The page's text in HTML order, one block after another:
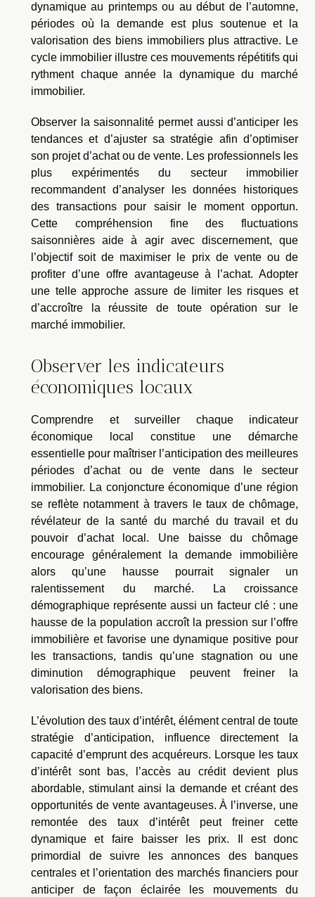
dynamique au printemps ou au début de l’automne,
périodes où la demande est plus soutenue et la
valorisation des biens immobiliers plus attractive. Le
cycle immobilier illustre ces mouvements répétitifs qui
rythment chaque année la dynamique du marché
immobilier.
Observer la saisonnalité permet aussi d’anticiper les
tendances et d’ajuster sa stratégie afin d’optimiser
son projet d’achat ou de vente. Les professionnels les
plus expérimentés du secteur immobilier
recommandent d’analyser les données historiques
des transactions pour saisir le moment opportun.
Cette compréhension fine des fluctuations
saisonnières aide à agir avec discernement, que
l’objectif soit de maximiser le prix de vente ou de
profiter d’une offre avantageuse à l’achat. Adopter
une telle approche assure de limiter les risques et
d’accroître la réussite de toute opération sur le
marché immobilier.
Observer les indicateurs
économiques locaux
Comprendre et surveiller chaque indicateur
économique local constitue une démarche
essentielle pour maîtriser l’anticipation des meilleures
périodes d’achat ou de vente dans le secteur
immobilier. La conjoncture économique d’une région
se reflète notamment à travers le taux de chômage,
révélateur de la santé du marché du travail et du
pouvoir d’achat local. Une baisse du chômage
encourage généralement la demande immobilière
alors qu’une hausse pourrait signaler un
ralentissement du marché. La croissance
démographique représente aussi un facteur clé : une
hausse de la population accroît la pression sur l’offre
immobilière et favorise une dynamique positive pour
les transactions, tandis qu’une stagnation ou une
diminution démographique peuvent freiner la
valorisation des biens.
L’évolution des taux d’intérêt, élément central de toute
stratégie d’anticipation, influence directement la
capacité d’emprunt des acquéreurs. Lorsque les taux
d’intérêt sont bas, l’accès au crédit devient plus
abordable, stimulant ainsi la demande et créant des
opportunités de vente avantageuses. À l’inverse, une
remontée des taux d’intérêt peut freiner cette
dynamique et faire baisser les prix. Il est donc
primordial de suivre les annonces des banques
centrales et l’orientation des marchés financiers pour
anticiper de façon éclairée les mouvements du